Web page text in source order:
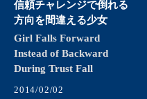
信頼チャレンジで倒れる
方向を間違える少女
Girl Falls Forward
Instead of Backward
During Trust Fall
2014/02/02